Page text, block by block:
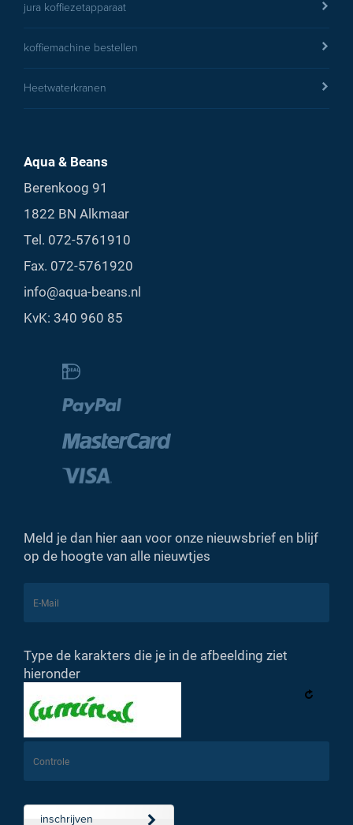
jura koffiezetapparaat
koffiemachine bestellen
Heetwaterkranen
Aqua & Beans
Berenkoog 91
1822 BN Alkmaar
Tel. 072-5761910
Fax. 072-5761920
info@aqua-beans.nl
KvK: 340 960 85
Meld je dan hier aan voor onze nieuwsbrief en blijf
op de hoogte van alle nieuwtjes
Type de karakters die je in de afbeelding ziet
hieronder
inschrijven